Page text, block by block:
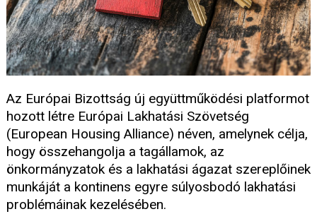
Az Európai Bizottság új együttműködési platformot
hozott létre Európai Lakhatási Szövetség
(European Housing Alliance) néven, amelynek célja,
hogy összehangolja a tagállamok, az
önkormányzatok és a lakhatási ágazat szereplőinek
munkáját a kontinens egyre súlyosbodó lakhatási
problémáinak kezelésében.